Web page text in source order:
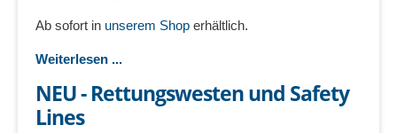
Ab sofort in unserem Shop erhältlich.
Weiterlesen ...
NEU - Rettungswesten und Safety
Lines